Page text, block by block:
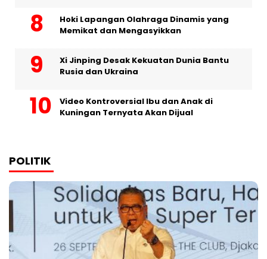
Hoki Lapangan Olahraga Dinamis yang
Memikat dan Mengasyikkan
Xi Jinping Desak Kekuatan Dunia Bantu
Rusia dan Ukraina
Video Kontroversial Ibu dan Anak di
Kuningan Ternyata Akan Dijual
POLITIK